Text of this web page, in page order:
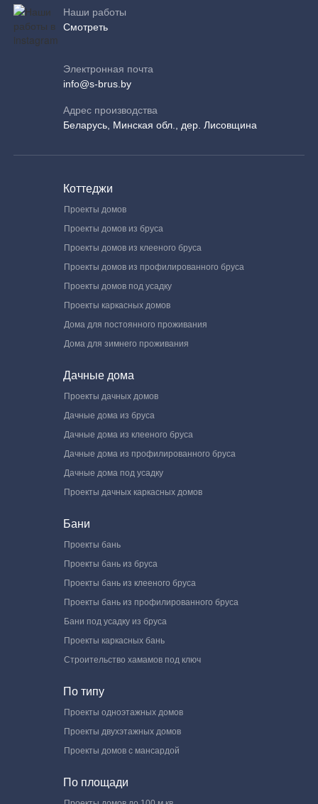
Наши работы
Смотреть
Электронная почта
info@s-brus.by
Адрес производства
Беларусь, Минская обл., дер. Лисовщина
Коттеджи
Проекты домов
Проекты домов из бруса
Проекты домов из клееного бруса
Проекты домов из профилированного бруса
Проекты домов под усадку
Проекты каркасных домов
Дома для постоянного проживания
Дома для зимнего проживания
Дачные дома
Проекты дачных домов
Дачные дома из бруса
Дачные дома из клееного бруса
Дачные дома из профилированного бруса
Дачные дома под усадку
Проекты дачных каркасных домов
Бани
Проекты бань
Проекты бань из бруса
Проекты бань из клееного бруса
Проекты бань из профилированного бруса
Бани под усадку из бруса
Проекты каркасных бань
Строительство хамамов под ключ
По типу
Проекты одноэтажных домов
Проекты двухэтажных домов
Проекты домов с мансардой
По площади